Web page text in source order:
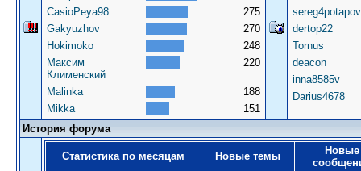
CasioPeya98
275
Gakyuzhov
270
Hokimoko
248
Максим
Клименский
220
Malinka
188
Mikka
151
sereg4potapov
dertop22
Tornus
deacon
inna8585v
Darius4678
История форума
Статистика по месяцам Новые темы
Новые